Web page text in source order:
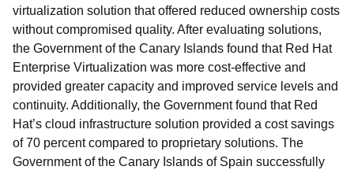
virtualization solution that offered reduced ownership costs
without compromised quality. After evaluating solutions,
the Government of the Canary Islands found that Red Hat
Enterprise Virtualization was more cost-effective and
provided greater capacity and improved service levels and
continuity. Additionally, the Government found that Red
Hat’s cloud infrastructure solution provided a cost savings
of 70 percent compared to proprietary solutions. The
Government of the Canary Islands of Spain successfully